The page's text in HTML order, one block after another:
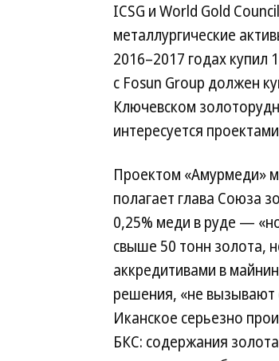
ICSG и World Gold
металлургические
2016–2017 годах купил
с Fosun Group должен
Ключевском
интересуется
Проектом «Амурмеди»
полагает глава Союза
0,25% меди в руде —
свыше 50 тонн золота,
аккредитивами в
решения, «не вызывают
Иканское серьезно
БКС: содержания